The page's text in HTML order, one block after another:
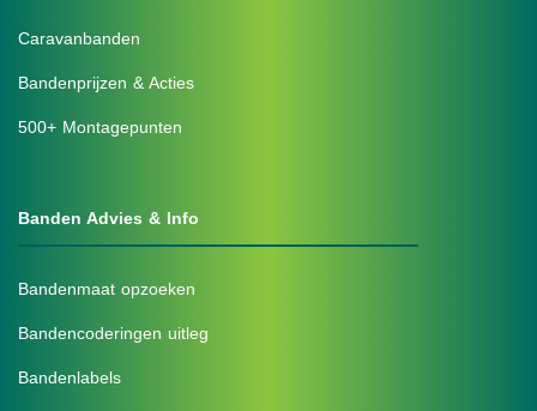
Caravanbanden
Bandenprijzen & Acties
500+ Montagepunten
Banden Advies & Info
Bandenmaat opzoeken
Bandencoderingen uitleg
Bandenlabels